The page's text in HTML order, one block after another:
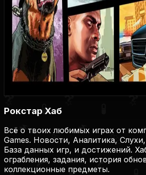
915 35 6 2 1
Купить игру
Купить на
Купить на
Рокстар Хаб
Всё о твоих любимых играх от
Games. Новости, Аналитика,
База данных игр, и достижений.
ограбления, задания, история
коллекционные предметы.